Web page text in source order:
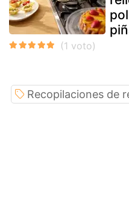
Recopilaciones de